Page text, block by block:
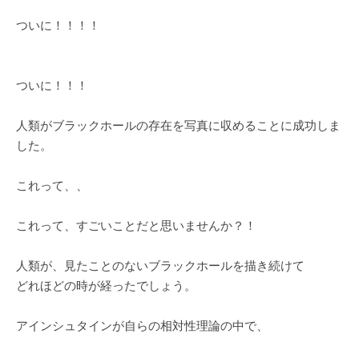
ついに！！！！
ついに！！！
人類がブラックホールの存在を写真に収めることに成功しま
した。
これって、、
これって、すごいことだと思いませんか？！
人類が、見たことのないブラックホールを描き続けて
どれほどの時が経ったでしょう。
アインシュタインが自らの相対性理論の中で、